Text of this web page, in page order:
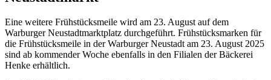
Eine weitere Frühstücksmeile wird am 23. August auf dem
Warburger Neustadtmarktplatz durchgeführt. Frühstücksmarken für
die Frühstücksmeile in der Warburger Neustadt am 23. August 2025
sind ab kommender Woche ebenfalls in den Filialen der Bäckerei
Henke erhältlich.